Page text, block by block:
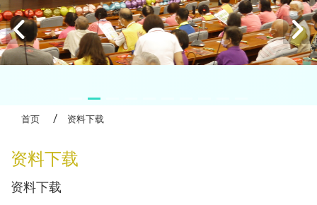
高龄生活大学研究班
首页 资料下载
资料下载
资料下载